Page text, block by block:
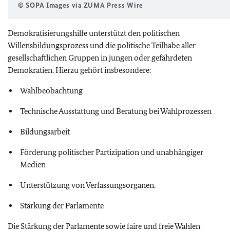
© SOPA Images via ZUMA Press Wire
Demokratisierungshilfe unterstützt den politischen
Willensbildungsprozess und die politische Teilhabe aller
gesellschaftlichen Gruppen in jungen oder gefährdeten
Demokratien. Hierzu gehört insbesondere:
Wahlbeobachtung
Technische Ausstattung und Beratung bei Wahlprozessen
Bildungsarbeit
Förderung politischer Partizipation und unabhängiger
Medien
Unterstützung von Verfassungsorganen.
Stärkung der Parlamente
Die Stärkung der Parlamente sowie faire und freie Wahlen